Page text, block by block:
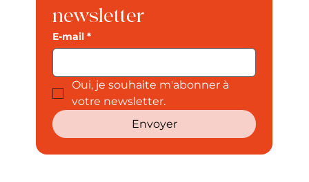
newsletter
E-mail *
Oui, je souhaite m'abonner à
votre newsletter.
Envoyer